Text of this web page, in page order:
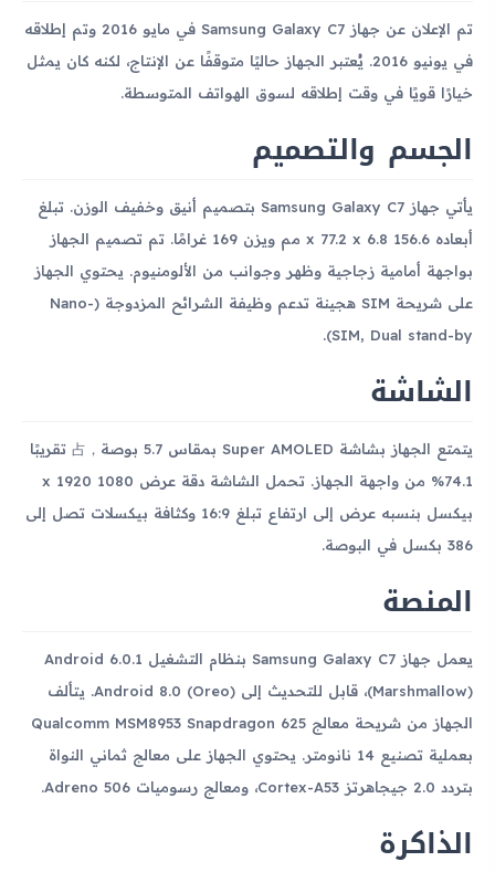
تم الإعلان عن جهاز Samsung Galaxy C7 في مايو 2016 وتم إطلاقه
في يونيو 2016. يُعتبر الجهاز حاليًا متوقفًا عن الإنتاج، لكنه كان يمثل
خيارًا قويًا في وقت إطلاقه لسوق الهواتف المتوسطة.
الجسم والتصميم
يأتي جهاز Samsung Galaxy C7 بتصميم أنيق وخفيف الوزن. تبلغ
أبعاده 156.6 x 77.2 x 6.8 مم ويزن 169 غرامًا. تم تصميم الجهاز
بواجهة أمامية زجاجية وظهر وجوانب من الألومنيوم. يحتوي الجهاز
على شريحة SIM هجينة تدعم وظيفة الشرائح المزدوجة (Nano-
SIM, Dual stand-by).
الشاشة
يتمتع الجهاز بشاشة Super AMOLED بمقاس 5.7 بوصة，占 تقريبًا
74.1% من واجهة الجهاز. تحمل الشاشة دقة عرض 1080 x 1920
بيكسل بنسبه عرض إلى ارتفاع تبلغ 16:9 وكثافة بيكسلات تصل إلى
386 بكسل في البوصة.
المنصة
يعمل جهاز Samsung Galaxy C7 بنظام التشغيل Android 6.0.1
(Marshmallow)، قابل للتحديث إلى Android 8.0 (Oreo). يتألف
الجهاز من شريحة معالج Qualcomm MSM8953 Snapdragon 625
بعملية تصنيع 14 نانومتر. يحتوي الجهاز على معالج ثماني النواة
بتردد 2.0 جيجاهرتز Cortex-A53، ومعالج رسوميات Adreno 506.
الذاكرة